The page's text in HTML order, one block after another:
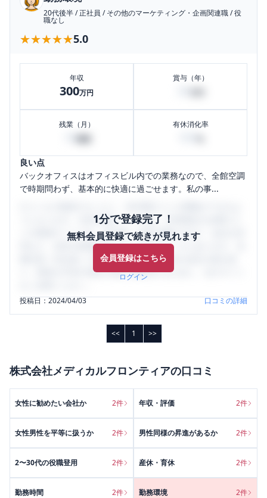
20代後半/正社員 /その他のマーケティング・企画関連職/役
職なし
★★★★★
★★★★★5.0
年収
300万円
賞与（年）
残業（月） 有休消化率
良い点
バックオフィスはオフィスビル内での業務なので、全館空調
で時期問わず、基本的に快適に過ごせます。私の事...
1分で登録完了！
無料会員登録で続きが見れます
会員登録はこちら
ログイン
うになります。SHEHUB(シーハブ)は、女性限定の企業口コ
ミの投稿サイトです。給与面・女性の働きやすさ・会社の評
判など、女性の転職は気にすべき点がたくさんあります。先
輩社員（元社員）の口コミを通して、本当の会社の姿を知
り、将来の不安や現在の悩みを解消するために、ぜひサイト
投稿日：2024/04/03 口コミの詳細
<< 1 >>
株式会社メディカルフロンティアの口コミ
女性に勧めたい会社か 2件 年収・評価 2件
女性男性を平等に扱うか 2件 男性同様の昇進があるか 2件
2〜30代の役職登用 2件 産休・育休 2件
勤務時間 2件 勤務環境 2件